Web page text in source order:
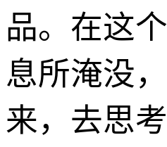
品。在这
息所淹没
来，去思